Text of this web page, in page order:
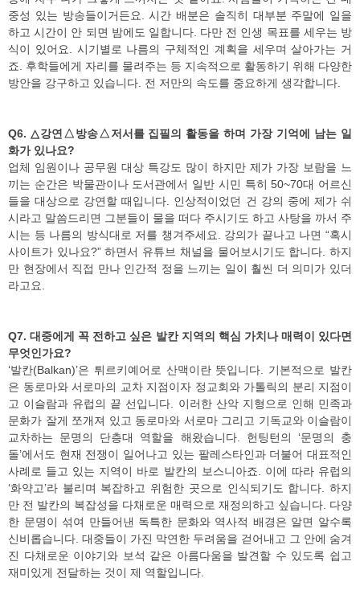
중성 있는 방송들이거든요. 시간 배분은 솔직히 대부분 주말에 일을
하고 시간이 안 되면 밤에도 일합니다. 다만 전 인생 목표를 세우는 방
식이 있어요. 시기별로 나름의 구체적인 계획을 세우며 살아가는 거
죠. 후학들에게 자리를 물려주는 등 지속적으로 활동하기 위해 다양한
방안을 강구하고 있습니다. 전 저만의 속도를 중요하게 생각합니다.
Q6. △강연△방송△저서를 집필의 활동을 하며 가장 기억에 남는 일
화가 있나요?
업체 임원이나 공무원 대상 특강도 많이 하지만 제가 가장 보람을 느
끼는 순간은 박물관이나 도서관에서 일반 시민 특히 50~70대 어르신
들을 대상으로 강연할 때입니다. 인상적이었던 건 강의 중에 제가 쉬
시라고 말씀드리면 그분들이 물을 떠다 주시기도 하고 사탕을 까서 주
시는 등 나름의 방식대로 저를 챙겨주세요. 강의가 끝나고 나면 “혹시
사이트가 있나요?” 하면서 유튜브 채널을 물어보시기도 합니다. 하지
만 현장에서 직접 만나 인간적 정을 느끼는 일이 훨씬 더 의미가 있더
라고요.
Q7. 대중에게 꼭 전하고 싶은 발칸 지역의 핵심 가치나 매력이 있다면
무엇인가요?
‘발칸(Balkan)’은 튀르키예어로 산맥이란 뜻입니다. 기본적으로 발칸
은 동로마와 서로마의 교차 지점이자 정교회와 가톨릭의 분리 지점이
고 이슬람과 유럽의 끝 선입니다. 이러한 산악 지형으로 인해 민족과
문화가 잘게 쪼개져 있고 동로마와 서로마 그리고 기독교와 이슬람이
교차하는 문명의 단층대 역할을 해왔습니다. 헌팅턴의 ‘문명의 충
돌’에서도 현재 전쟁이 일어나고 있는 팔레스타인과 더불어 대표적인
사례로 들고 있는 지역이 바로 발칸의 보스니아죠. 이에 따라 유럽의
‘화약고’라 불리며 복잡하고 위험한 곳으로 인식되기도 합니다. 하지
만 전 발칸의 복잡성을 다채로운 매력으로 재정의하고 싶습니다. 다양
한 문명이 섞여 만들어낸 독특한 문화와 역사적 배경은 알면 알수록
신비롭습니다. 대중들이 가진 막연한 두려움을 걷어내고 그 안에 숨겨
진 다채로운 이야기와 보석 같은 아름다움을 발견할 수 있도록 쉽고
재미있게 전달하는 것이 제 역할입니다.